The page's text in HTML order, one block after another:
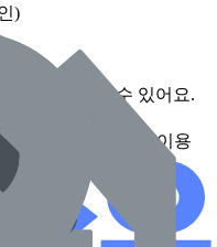
)
실제와 다를 수 있어요.
요.
의 공공저작물을 이용